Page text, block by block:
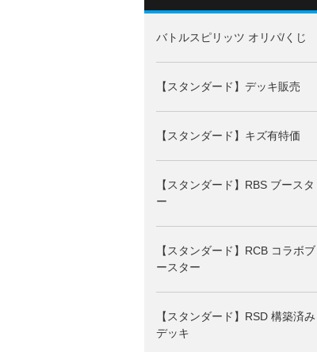
バトルスピリッツ オリパ/くじ
【スタンダード】デッキ販売
【スタンダード】キズ有特価
【スタンダード】RBS ブースタ
ー
【スタンダード】RCB コラボブ
ースター
【スタンダード】RSD 構築済み
デッキ